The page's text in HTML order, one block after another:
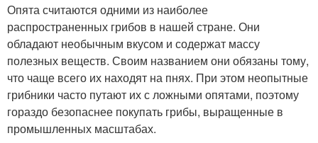
Опята считаются одними из наиболее
распространенных грибов в нашей стране. Они
обладают необычным вкусом и содержат массу
полезных веществ. Своим названием они обязаны тому,
что чаще всего их находят на пнях. При этом неопытные
грибники часто путают их с ложными опятами, поэтому
гораздо безопаснее покупать грибы, выращенные в
промышленных масштабах.